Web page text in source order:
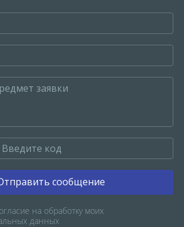
сообщение
на обработку моих
данных